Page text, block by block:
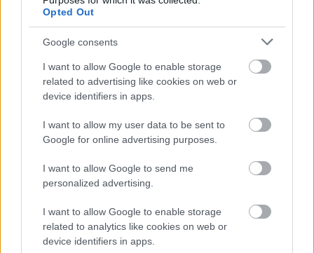
Opted Out
Google consents
I want to allow Google to enable storage
related to advertising like cookies on web or
device identifiers in apps.
I want to allow my user data to be sent to
Google for online advertising purposes.
I want to allow Google to send me
personalized advertising.
I want to allow Google to enable storage
related to analytics like cookies on web or
device identifiers in apps.
Lager 157 Ski Team og det tsjekkiske Pro Team
sesong I, inkludert alle råklippede intervjuer,
finnes på SC Play, Ski Community sin plattform
for livestreaming og videoer.